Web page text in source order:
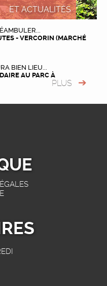
ET ACTUALITÉS
- VERCORIN (MARCHÉ
BIEN LIEU...
AU PARC À
PLUS